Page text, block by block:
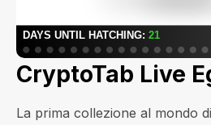
CryptoTab Live
La prima collezione al mondo